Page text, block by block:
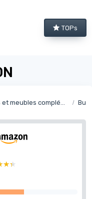
TOPs
complémentaires de cuisine